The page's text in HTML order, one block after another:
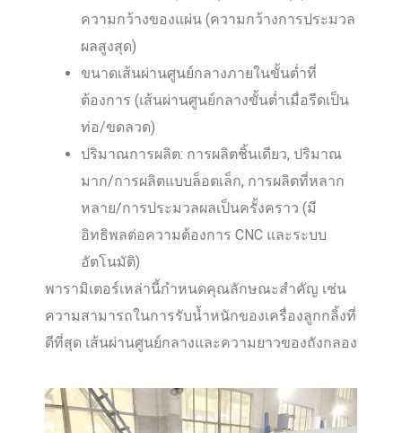
ความกว้างของแผ่น (ความกว้างการประมวล
ผลสูงสุด)
ขนาดเส้นผ่านศูนย์กลางภายในขั้นต่ำที่
ต้องการ (เส้นผ่านศูนย์กลางขั้นต่ำเมื่อรีดเป็น
ท่อ/ขดลวด)
ปริมาณการผลิต: การผลิตชิ้นเดียว, ปริมาณ
มาก/การผลิตแบบล็อตเล็ก, การผลิตที่หลาก
หลาย/การประมวลผลเป็นครั้งคราว (มี
อิทธิพลต่อความต้องการ CNC และระบบ
อัตโนมัติ)
พารามิเตอร์เหล่านี้กำหนดคุณลักษณะสำคัญ เช่น
ความสามารถในการรับน้ำหนักของเครื่องลูกกลิ้งที่
ดีที่สุด เส้นผ่านศูนย์กลางและความยาวของถังกลอง